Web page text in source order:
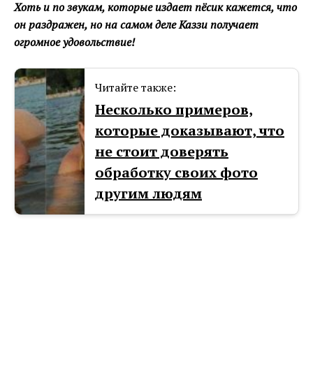
Хоть и по звукам, которые издает пёсик кажется, что
он раздражен, но на самом деле Каззи получает
огромное удовольствие!
Читайте также:
Несколько примеров,
которые доказывают, что
не стоит доверять
обработку своих фото
другим людям